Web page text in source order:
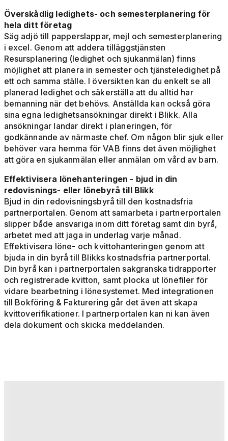
Överskådlig ledighets- och semesterplanering för
hela ditt företag
Säg adjö till papperslappar, mejl och semesterplanering
i excel. Genom att addera tilläggstjänsten
Resursplanering (ledighet och sjukanmälan) finns
möjlighet att planera in semester och tjänsteledighet på
ett och samma ställe. I översikten kan du enkelt se all
planerad ledighet och säkerställa att du alltid har
bemanning när det behövs. Anställda kan också göra
sina egna ledighetsansökningar direkt i Blikk. Alla
ansökningar landar direkt i planeringen, för
godkännande av närmaste chef. Om någon blir sjuk eller
behöver vara hemma för VAB finns det även möjlighet
att göra en sjukanmälan eller anmälan om vård av barn.
Effektivisera lönehanteringen - bjud in din
redovisnings- eller lönebyrå till Blikk
Bjud in din redovisningsbyrå till den kostnadsfria
partnerportalen. Genom att samarbeta i partnerportalen
slipper både ansvariga inom ditt företag samt din byrå,
arbetet med att jaga in underlag varje månad.
Effektivisera löne- och kvittohanteringen genom att
bjuda in din byrå till Blikks kostnadsfria partnerportal.
Din byrå kan i partnerportalen sakgranska tidrapporter
och registrerade kvitton, samt plocka ut lönefiler för
vidare bearbetning i lönesystemet. Med integrationen
till Bokföring & Fakturering går det även att skapa
kvittoverifikationer. I partnerportalen kan ni kan även
dela dokument och skicka meddelanden.